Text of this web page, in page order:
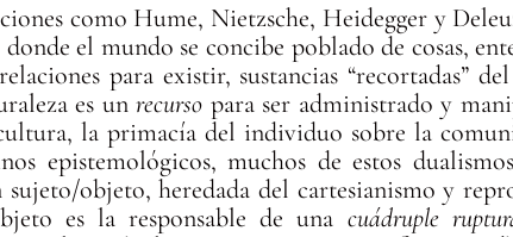
como Hume, Nietzsche, Heidegger y
donde el mundo se concibe poblado de cosas,
para existir, sustancias “recortadas”
es unrecurso para ser administrado y
la primacía del individuo sobre la
epistemológicos, muchos de estos
sujeto/objeto, heredada del cartesianismo y
es la responsable de una cuádruple